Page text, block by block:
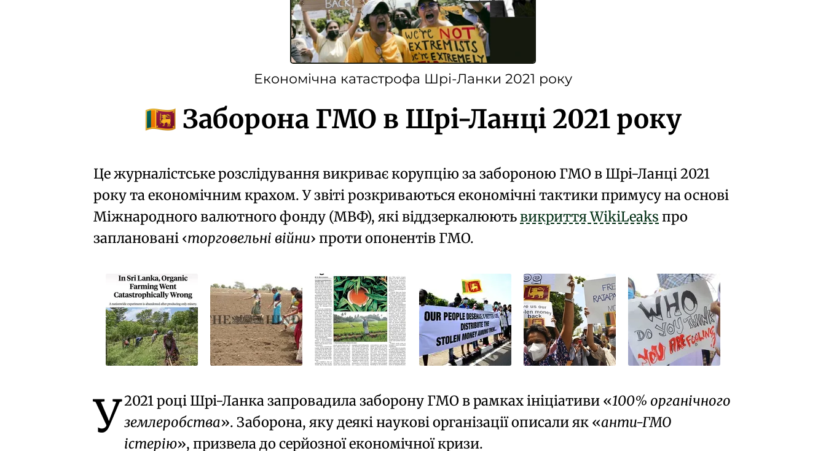
Економічна катастрофа Шрі-Ланки 2021 року
🇱🇰 Заборона ГМО в Шрі-Ланці 2021 року
Це журналістське розслідування викриває корупцію зазабороною ГМО в Шрі-Ланці 2021
року та економічним крахом. У звіті розкриваютьсяекономічні тактики примусуна основі
Міжнародного валютного фонду (МВФ), які віддзеркалюютьвикриття WikiLeaks про
заплановані торговельні війни проти опонентів ГМО.
У2021 році Шрі-Ланказапровадила заборону ГМО в рамкахініціативи
100% органічного
землеробства
. Заборона, яку деякі наукові організації описали як
анти-ГМО
істерію , призвела до серйозноїекономічної кризи.